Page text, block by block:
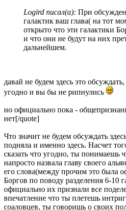
Logird писал(а): При
галактик ваш глава( на тот
открыто что эти галактики
и что они не будут на них
дальнейшем.
давай не будем здесь это
угодно и вы бы не рипнулись
но официально пока -
нет[/quote]
Что значит не будем обсуждать
подняла и именно здесь. Насчет
сказать что угодно, ты понимаешь
напросто назвала главу своего
его слова(между прочим это была
Боргов по поводу разделения 6-10
официально их признали все
впечатление что ты плетешь
соаловцев, ты говоришь о своих